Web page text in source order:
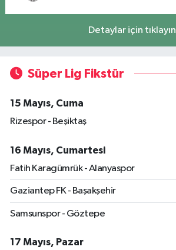
Detaylar için tıklayın
Süper Lig Fikstür
15 Mayıs, Cuma
Rizespor - Beşiktaş
16 Mayıs, Cumartesi
Fatih Karagümrük - Alanyaspor
Gaziantep FK - Başakşehir
Samsunspor - Göztepe
17 Mayıs, Pazar